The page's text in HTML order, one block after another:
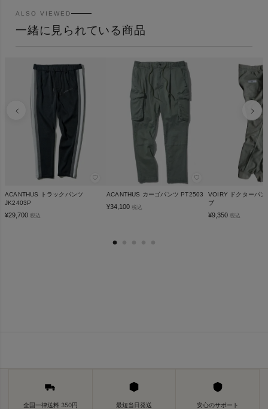
ALSO VIEWED
一緒に見られている商品
♡
ACANTHUS トラックパンツ
JK2403P
¥29,700 税込
♡
ACANTHUS カーゴパンツ PT2503
¥34,100 税込
VOIRY ドクターパン
ブ
¥9,350 税込
全国一律送料 350円 最短当日発送 安心のサポート